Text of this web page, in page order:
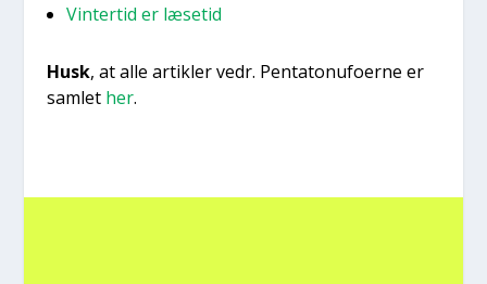
Vin­ter­tid er læse­tid
Husk, at alle artik­ler vedr. Pen­ta­tonu­fo­er­ne er
sam­let her.